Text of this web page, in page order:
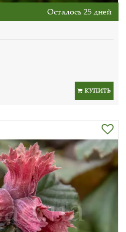
Осталось 25 дней
КУПИТЬ